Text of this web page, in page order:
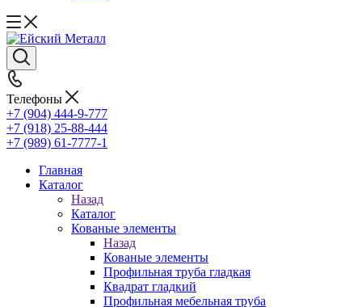
Телефоны
+7 (904) 444-9-777
+7 (918) 25-88-444
+7 (989) 61-7777-1
Главная
Каталог
Назад
Каталог
Кованые элементы
Назад
Кованые элементы
Профильная труба гладкая
Квадрат гладкий
Профильная мебельная труба